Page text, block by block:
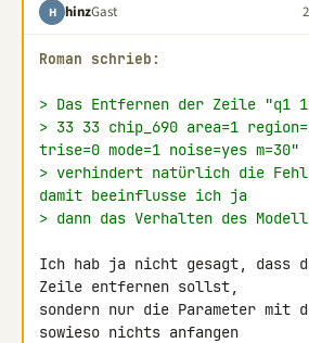
H hinzGast
Roman schrieb:
> Das Entfernen der Zeile "q1
> 33 33 chip_690 area=1
trise=0 mode=1 noise=yes m=30"
> verhindert natürlich die
damit beeinflusse ich ja
> dann das Verhalten des
Ich hab ja nicht gesagt, dass
Zeile entfernen sollst,
sondern nur die Parameter mit
sowieso nichts anfangen